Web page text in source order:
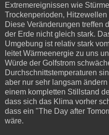
Extremereignissen wie
Trockenperioden,
Diese Veränderungen treffen
der Erde nicht gleich stark.
Umgebung ist relativ stark
leitet Wärmeenergie zu uns
Würde der Golfstrom
Durchschnittstemperaturen
aber nur sehr langsam
einem kompletten Stillstand
dass sich das Klima vorher
dass ein "The Day after
wäre.